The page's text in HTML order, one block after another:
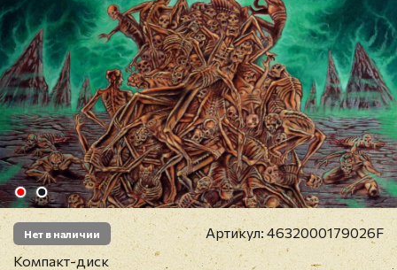
Нет в наличии Артикул: 4632000179026F
Компакт-диск